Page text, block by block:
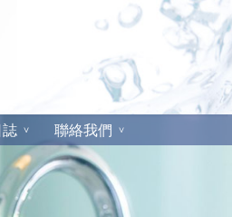
聯絡我們